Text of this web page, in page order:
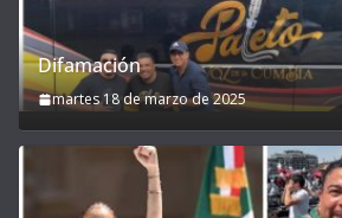
Difamación
martes 18 de marzo de 2025